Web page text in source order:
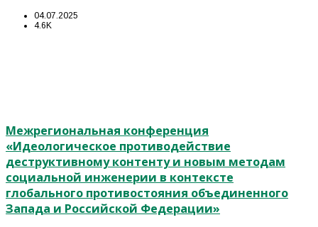
04.07.2025
4.6K
Межрегиональная конференция
«Идеологическое противодействие
деструктивному контенту и новым методам
социальной инженерии в контексте
глобального противостояния объединенного
Запада и Российской Федерации»